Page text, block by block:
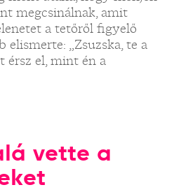
megcsinálnak, amit
a tetőről figyelő
elismerte: „Zsuzska, te a
el, mint én a
vette a